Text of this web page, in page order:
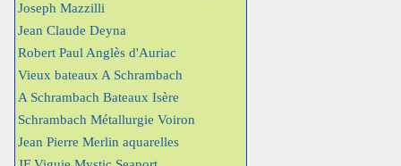
Joseph Mazzilli
Jean Claude Deyna
Robert Paul Anglès d'Auriac
Vieux bateaux A Schrambach
A Schrambach Bateaux Isère
Schrambach Métallurgie Voiron
Jean Pierre Merlin aquarelles